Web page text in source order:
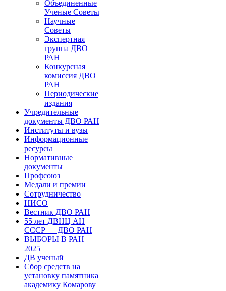
Объединенные
Ученые Советы
Научные
Советы
Экспертная
группа ДВО
РАН
Конкурсная
комиссия ДВО
РАН
Периодические
издания
Учредительные
документы ДВО РАН
Институты и вузы
Информационные
ресурсы
Нормативные
документы
Профсоюз
Медали и премии
Сотрудничество
НИСО
Вестник ДВО РАН
55 лет ДВНЦ АН
СССР — ДВО РАН
ВЫБОРЫ В РАН
2025
ДВ ученый
Сбор средств на
установку памятника
академику Комарову